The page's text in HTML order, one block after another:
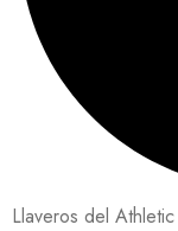
Llaveros del